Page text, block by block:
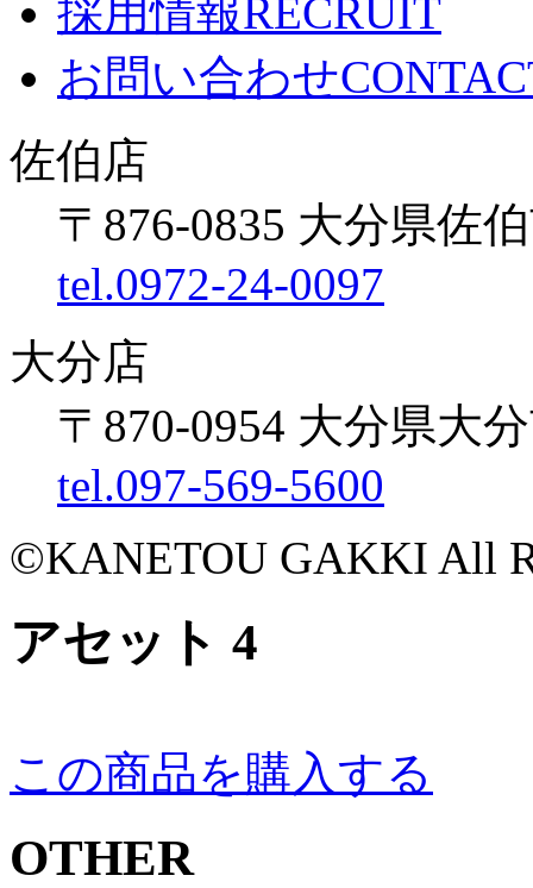
採用情報RECRUIT
お問い合わせ
佐伯店
〒876-0835 大分県佐
tel.0972-24-0097
大分店
〒870-0954 大分県大
tel.097-569-5600
©KANETOU GAKKI All
アセット 4
この商品を購入する
OTHER